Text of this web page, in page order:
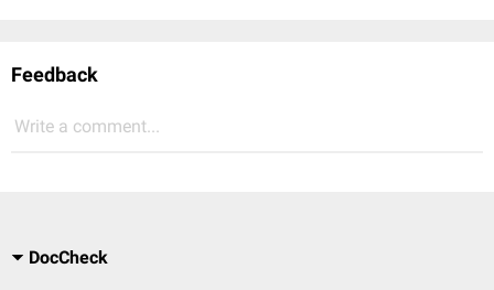
Feedback
Write a comment...
DocCheck